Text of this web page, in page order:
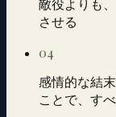
敵役よりも
させる
04
感情的な結
ことで、す